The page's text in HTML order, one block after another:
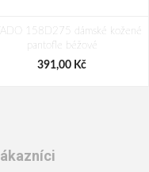
158D275 dámské kožené
pantofle béžové
391,00 Kč